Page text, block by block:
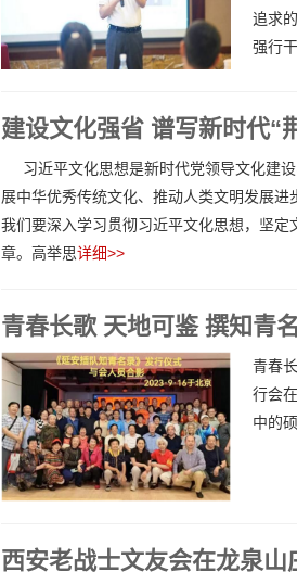
追求
强行
建设文化强省 谱写新时代“
习近平文化思想是新时代党领导文化建
展中华优秀传统文化、推动人类文明发展进
我们要深入学习贯彻习近平文化思想，坚定
章。高举思详细>>
青春长歌 天地可鉴 撰知青
青春
行会
中的
西安老战士文友会在龙泉山